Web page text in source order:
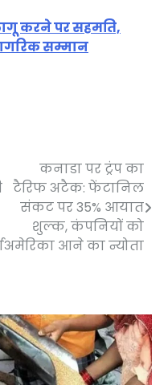
करने पर सहमति,
सम्मान
कनाडा पर ट्रंप का
टैरिफ अटैक: फेंटानिल
संकट पर 35% आयात
शुल्क, कंपनियों को
अमेरिका आने का न्योता